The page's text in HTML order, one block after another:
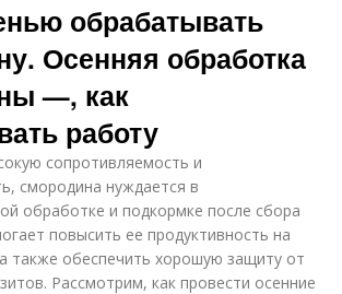
обрабатывать
Осенняя обработка
—, как
работу
сопротивляемость и
смородина нуждается в
обработке и подкормке после сбора
повысить ее продуктивность на
также обеспечить хорошую защиту от
Рассмотрим, как провести осенние